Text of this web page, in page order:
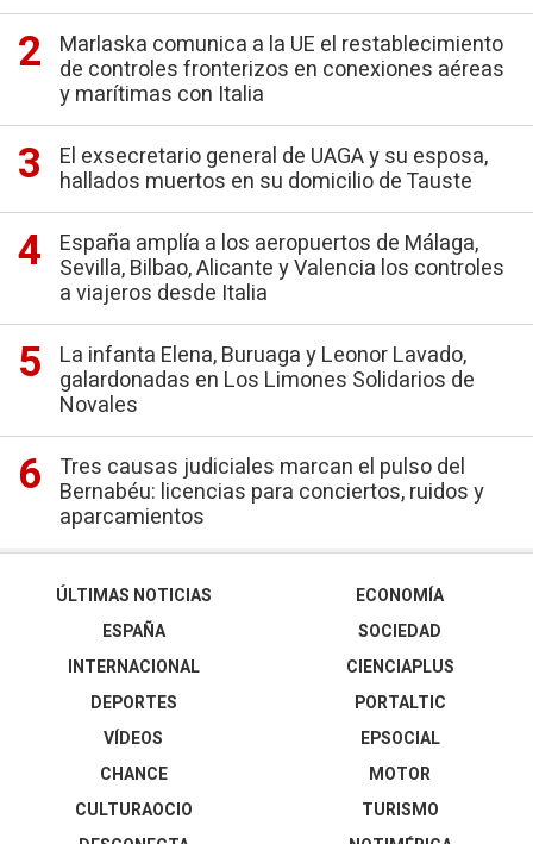
Marlaska comunica a la UE el restablecimiento
de controles fronterizos en conexiones aéreas
y marítimas con Italia
El exsecretario general de UAGA y su esposa,
hallados muertos en su domicilio de Tauste
España amplía a los aeropuertos de Málaga,
Sevilla, Bilbao, Alicante y Valencia los controles
a viajeros desde Italia
La infanta Elena, Buruaga y Leonor Lavado,
galardonadas en Los Limones Solidarios de
Novales
Tres causas judiciales marcan el pulso del
Bernabéu: licencias para conciertos, ruidos y
aparcamientos
ÚLTIMAS NOTICIAS
ESPAÑA
INTERNACIONAL
DEPORTES
VÍDEOS
ECONOMÍA
SOCIEDAD
CIENCIAPLUS
PORTALTIC
EPSOCIAL
CHANCE
CULTURAOCIO
MOTOR
TURISMO